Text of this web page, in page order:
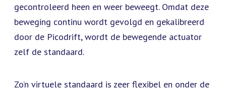
gecontroleerd heen en weer beweegt. Omdat deze
beweging continu wordt gevolgd en gekalibreerd
door de Picodrift, wordt de bewegende actuator
zelf de standaard.
Zo’n virtuele standaard is zeer flexibel en onder de